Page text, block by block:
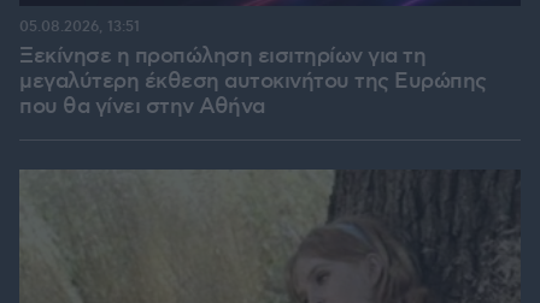
Ξεκίνησε η προπώληση εισιτηρίων για τη
μεγαλύτερη έκθεση αυτοκινήτου της Ευρώπης
που θα γίνει στην Αθήνα
05.08.2026, 13:51